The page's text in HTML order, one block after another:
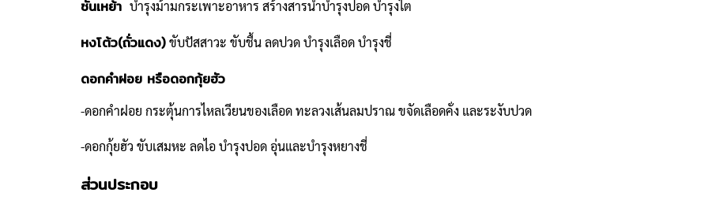
ซันเหย้า บำรุงม้ามกระเพาะอาหาร สร้างสารน้ำบำรุงปอด บำรุงไต
หงโต้ว(ถั่วแดง)ขับปัสสาวะ ขับชื้น ลดปวด บำรุงเลือด บำรุงชี่
ดอกคำฝอย หรือดอกกุ้ยฮัว
-ดอกคำฝอย กระตุ้นการไหลเวียนของเลือด ทะลวงเส้นลมปราณ ขจัดเลือดคั่ง และระงับปวด
-ดอกกุ้ยฮัว ขับเสมหะ ลดไอ บำรุงปอด อุ่นและบำรุงหยางชี่
ส่วนประกอบ